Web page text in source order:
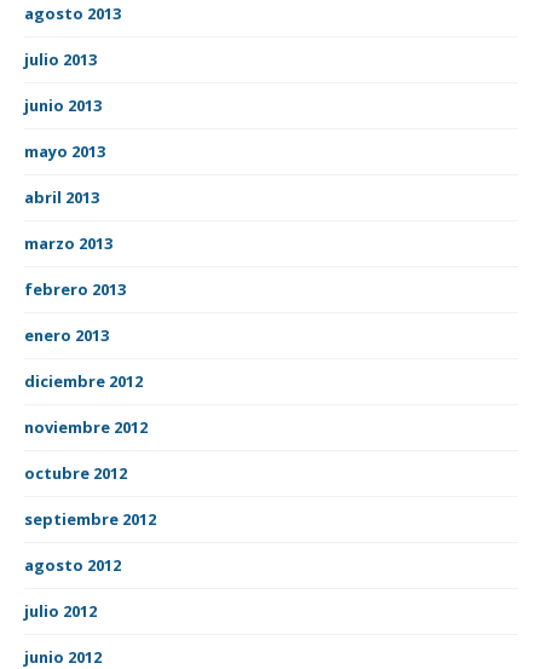
agosto 2013
julio 2013
junio 2013
mayo 2013
abril 2013
marzo 2013
febrero 2013
enero 2013
diciembre 2012
noviembre 2012
octubre 2012
septiembre 2012
agosto 2012
julio 2012
junio 2012